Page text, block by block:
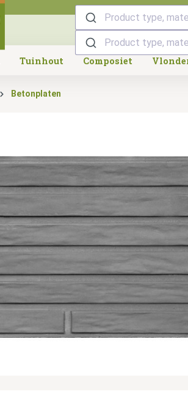
Product type,
Tuinhout Composiet
Betonplaten